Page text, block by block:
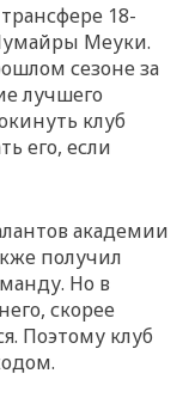
18-
Меуки.
сезоне за
лучшего
клуб
его, если
академии
получил
Но в
скорее
Поэтому клуб